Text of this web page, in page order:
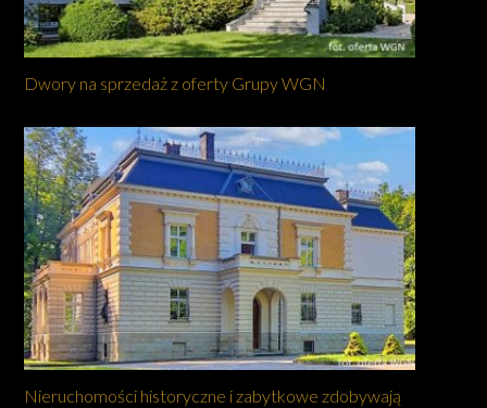
Dwory na sprzedaż z oferty Grupy WGN
Nieruchomości historyczne i zabytkowe zdobywają